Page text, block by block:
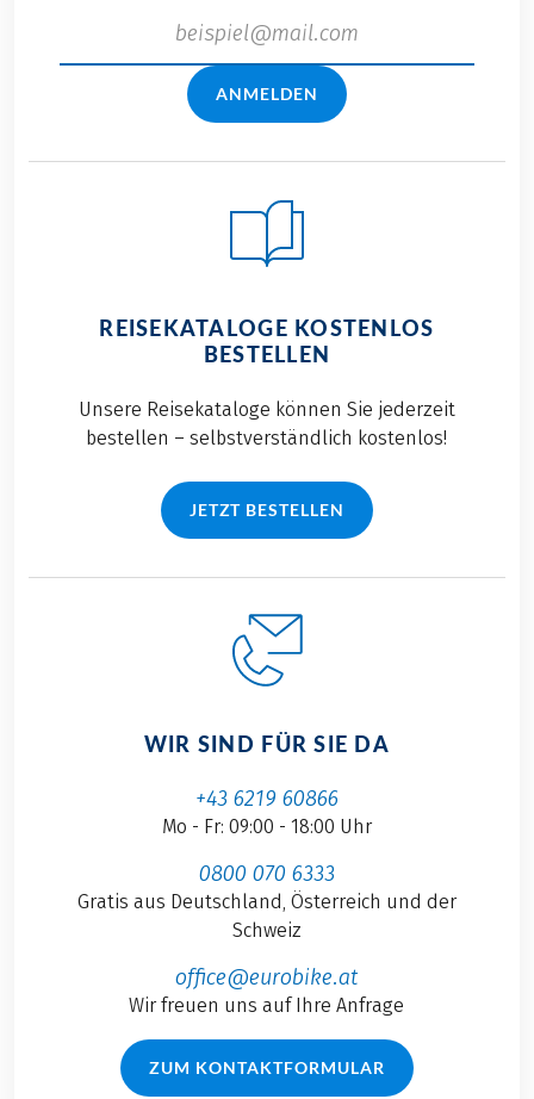
ANMELDEN
REISEKATALOGE KOSTENLOS
BESTELLEN
Unsere Reisekataloge können Sie jederzeit
bestellen – selbstverständlich kostenlos!
JETZT BESTELLEN
WIR SIND FÜR SIE DA
+43 6219 60866
Mo - Fr: 09:00 - 18:00 Uhr
0800 070 6333
Gratis aus Deutschland, Österreich und der
Schweiz
office@eurobike.at
Wir freuen uns auf Ihre Anfrage
ZUM KONTAKTFORMULAR